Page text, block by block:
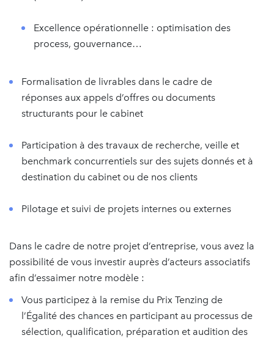
Excellence opérationnelle : optimisation des
process, gouvernance…
Formalisation de livrables dans le cadre de
réponses aux appels d’offres ou documents
structurants pour le cabinet
Participation à des travaux de recherche, veille et
benchmark concurrentiels sur des sujets donnés et à
destination du cabinet ou de nos clients
Pilotage et suivi de projets internes ou externes
Dans le cadre de notre projet d’entreprise, vous avez la
possibilité de vous investir auprès d’acteurs associatifs
afin d’essaimer notre modèle :
Vous participez à la remise du Prix Tenzing de
l’Égalité des chances en participant au processus de
sélection, qualification, préparation et audition des